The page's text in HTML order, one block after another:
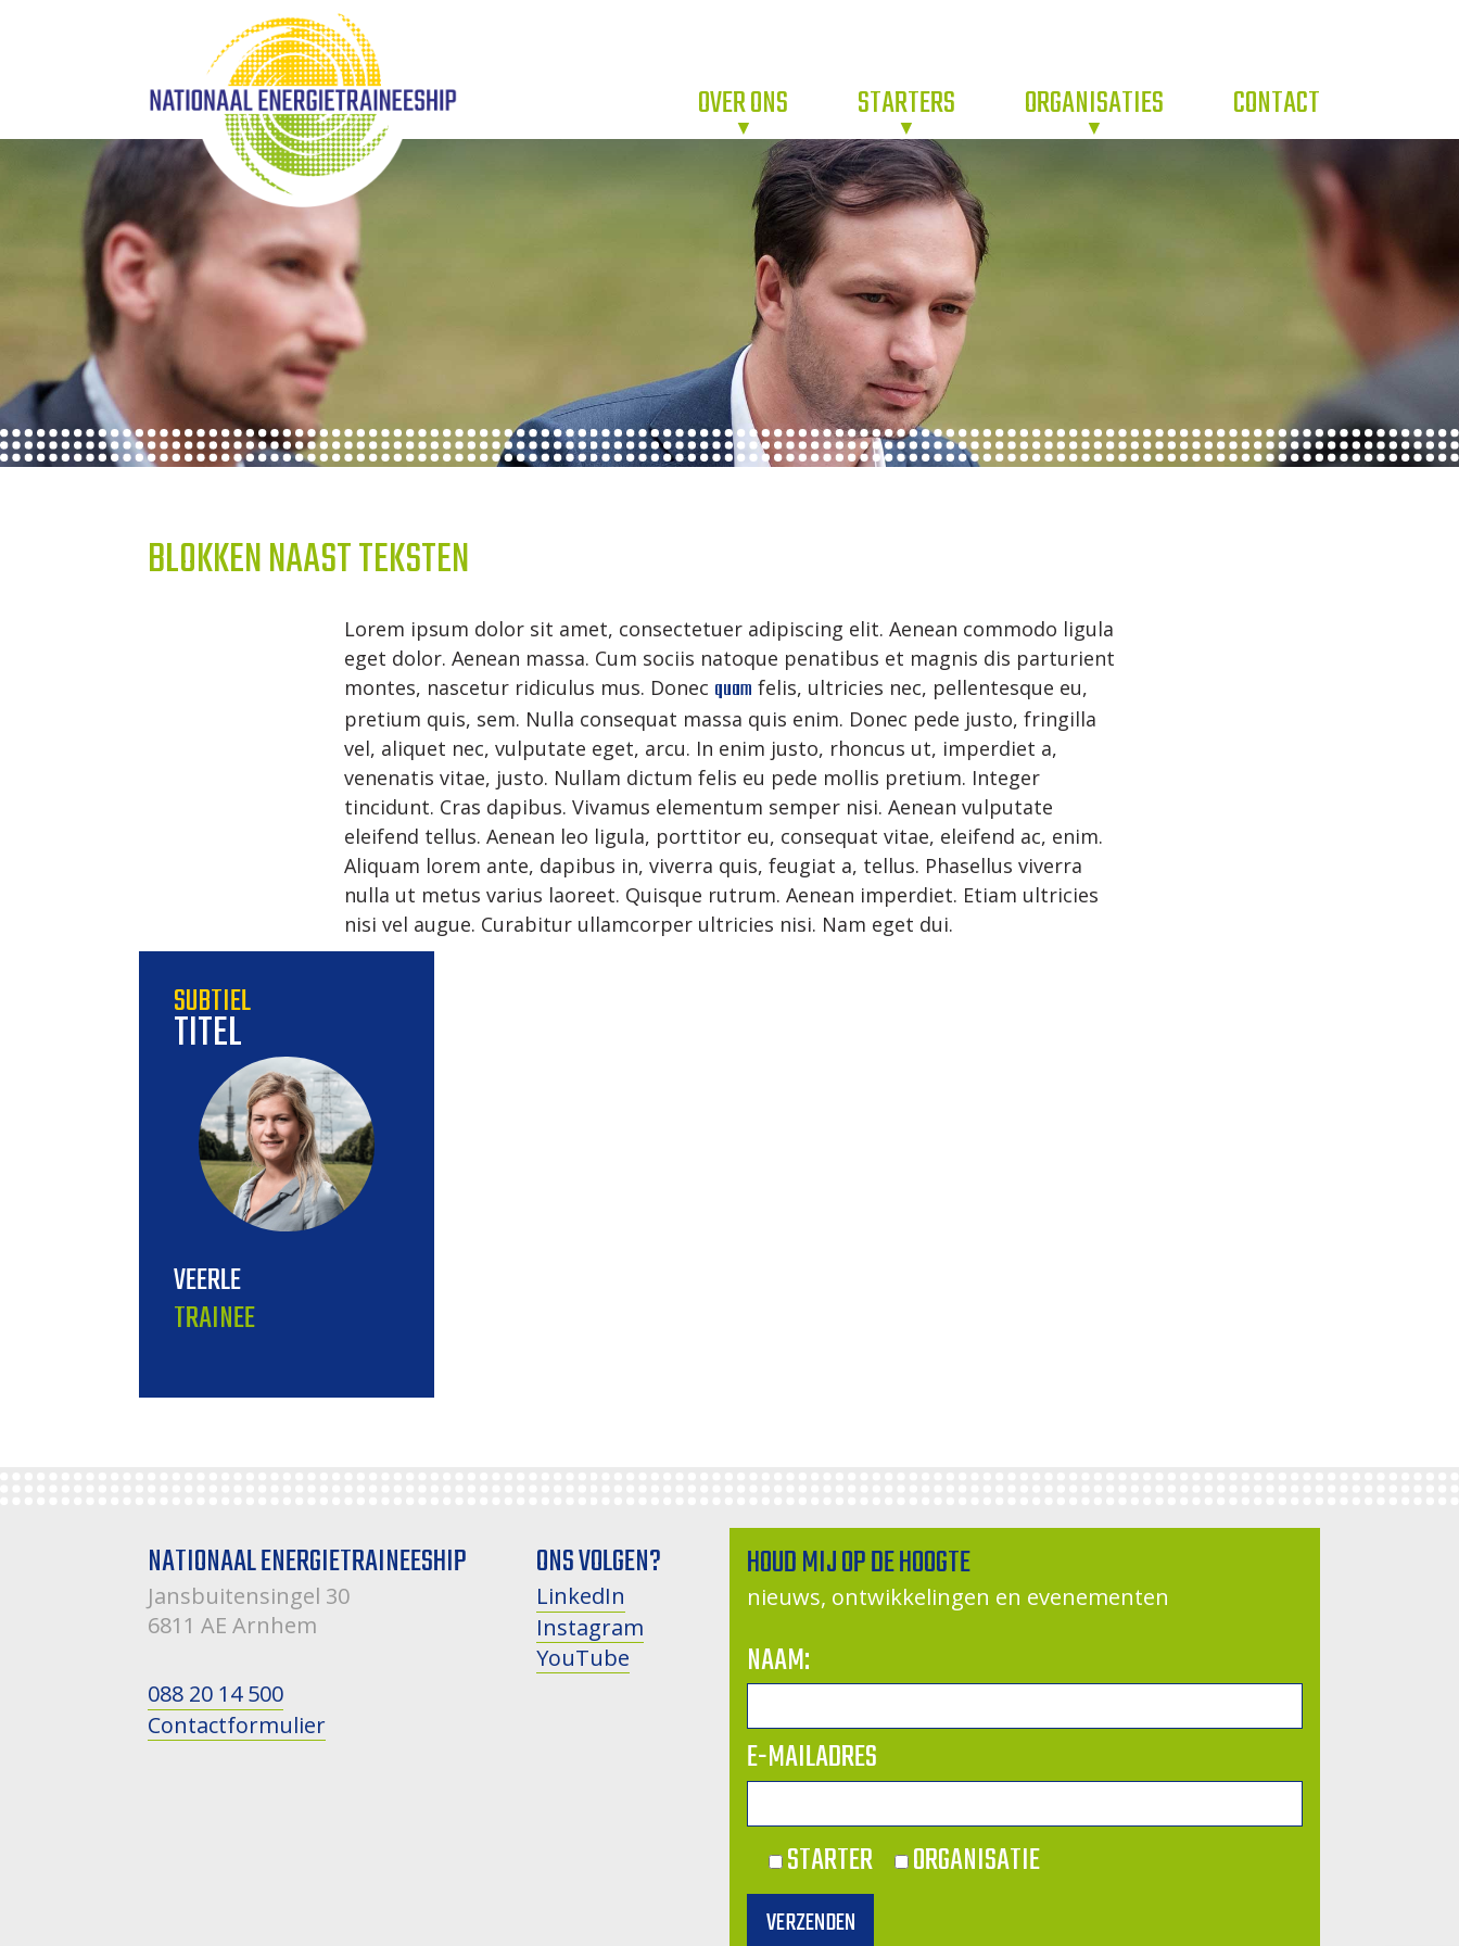
OVER ONS STARTERS ORGANISATIES CONTACT
BLOKKEN NAAST TEKSTEN
Lorem ipsum dolor sit amet, consectetuer adipiscing elit. Aenean commodo ligula
eget dolor. Aenean massa. Cum sociis natoque penatibus et magnis dis parturient
montes, nascetur ridiculus mus. Donec quam felis, ultricies nec, pellentesque eu,
pretium quis, sem. Nulla consequat massa quis enim. Donec pede justo, fringilla
vel, aliquet nec, vulputate eget, arcu. In enim justo, rhoncus ut, imperdiet a,
venenatis vitae, justo. Nullam dictum felis eu pede mollis pretium. Integer
tincidunt. Cras dapibus. Vivamus elementum semper nisi. Aenean vulputate
eleifend tellus. Aenean leo ligula, porttitor eu, consequat vitae, eleifend ac, enim.
Aliquam lorem ante, dapibus in, viverra quis, feugiat a, tellus. Phasellus viverra
nulla ut metus varius laoreet. Quisque rutrum. Aenean imperdiet. Etiam ultricies
nisi vel augue. Curabitur ullamcorper ultricies nisi. Nam eget dui.
SUBTIEL
TITEL
VEERLE
TRAINEE
NATIONAAL ENERGIETRAINEESHIP
Jansbuitensingel 30
6811 AE Arnhem
088 20 14 500
Contactformulier
ONS VOLGEN?
LinkedIn
Instagram
YouTube
HOUD MIJ OP DE HOOGTE
nieuws, ontwikkelingen en evenementen
NAAM:
E-MAILADRES
STARTER ORGANISATIE